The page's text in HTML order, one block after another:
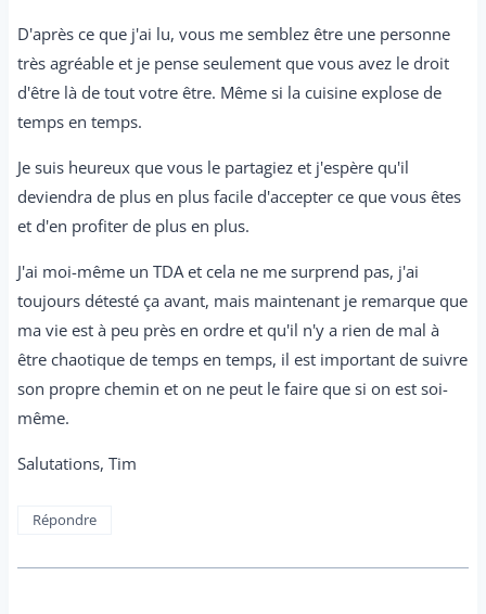
D'après ce que j'ai lu, vous me semblez être une personne
très agréable et je pense seulement que vous avez le droit
d'être là de tout votre être. Même si la cuisine explose de
temps en temps.
Je suis heureux que vous le partagiez et j'espère qu'il
deviendra de plus en plus facile d'accepter ce que vous êtes
et d'en profiter de plus en plus.
J'ai moi-même un TDA et cela ne me surprend pas, j'ai
toujours détesté ça avant, mais maintenant je remarque que
ma vie est à peu près en ordre et qu'il n'y a rien de mal à
être chaotique de temps en temps, il est important de suivre
son propre chemin et on ne peut le faire que si on est soi-
même.
Salutations, Tim
Répondre